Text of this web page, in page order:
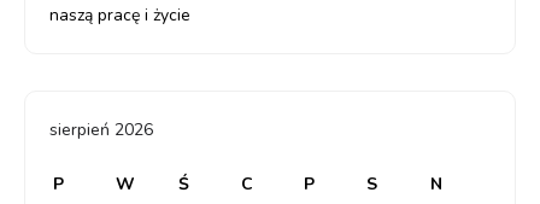
naszą pracę i życie
sierpień 2026
P W Ś C P S
N